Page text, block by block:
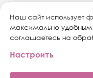
Политика
Политика обработки
Публичная оферта
Персональные настройки
Поддержка сайта:
Наш сайт использует
максимально удобным
соглашаетесь на
Настроить